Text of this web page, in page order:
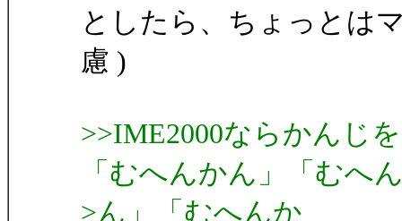
としたら、ちょっとは
慮 )
>>IME2000ならかんじ
「むへんかん」「むへ
>ん」「むへんか